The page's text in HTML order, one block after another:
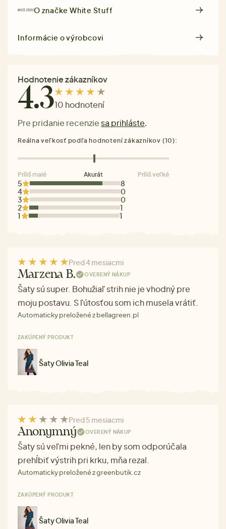
O značkeWhite Stuff
Informácie o výrobcovi
Hodnotenie zákazníkov
4.310 hodnotení
Pre pridanie recenzie sa prihláste.
5
8
4
0
3
0
2
1
1
1
Reálna veľkosť podľa hodnotení zákazníkov (10):
Príliš malé Akurát Príliš veľké
Pred 4 mesiacmi
Marzena B. OVERENÝ NÁKUP
Šaty sú super. Bohužiaľ strih nie je vhodný pre
moju postavu. S ľútosťou som ich musela vrátiť.
Automaticky preložené z bellagreen.pl
ZAKÚPENÝ PRODUKT
Šaty Olivia Teal
Pred 5 mesiacmi
Anonymný OVERENÝ NÁKUP
Šaty sú veľmi pekné, len by som odporúčala
prehĺbiť výstrih pri krku, mňa rezal.
Automaticky preložené z greenbutik.cz
ZAKÚPENÝ PRODUKT
Šaty Olivia Teal